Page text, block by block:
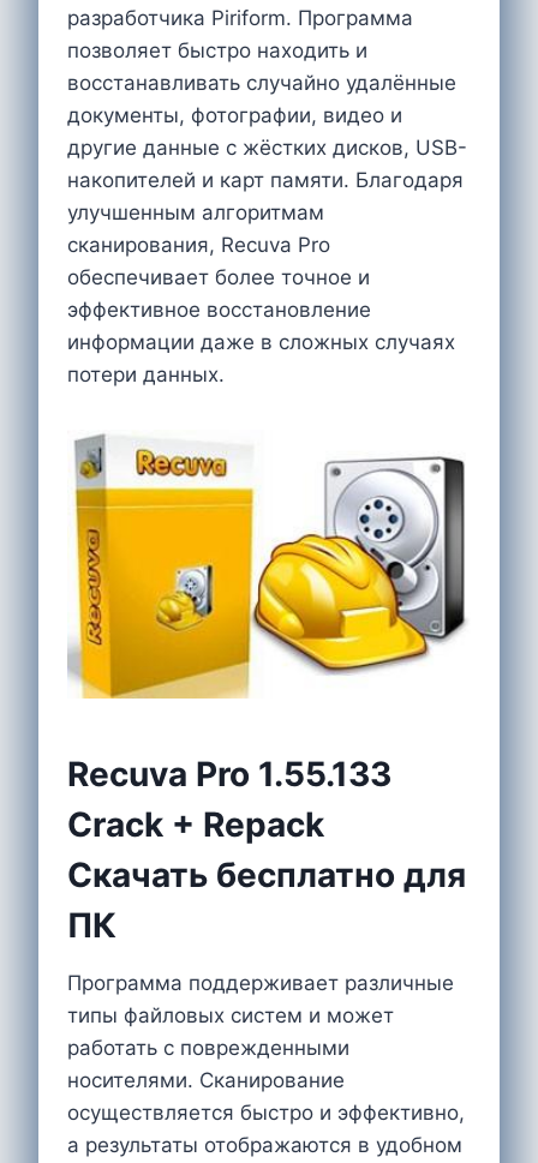
разработчика Piriform. Программа
позволяет быстро находить и
восстанавливать случайно удалённые
документы, фотографии, видео и
другие данные с жёстких дисков, USB-
накопителей и карт памяти. Благодаря
улучшенным алгоритмам
сканирования, Recuva Pro
обеспечивает более точное и
эффективное восстановление
информации даже в сложных случаях
потери данных.
Recuva Pro 1.55.133
Crack + Repack
Скачать бесплатно для
ПК
Программа поддерживает различные
типы файловых систем и может
работать с поврежденными
носителями. Сканирование
осуществляется быстро и эффективно,
а результаты отображаются в удобном